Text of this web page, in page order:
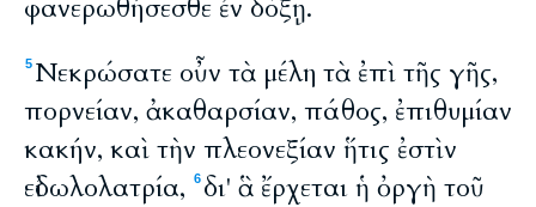
φανερωθήσεσθε ἐν δόξῃ.
5 Νεκρώσατε οὖν τὰ μέλη τὰ ἐπὶ τῆς γῆς,
πορνείαν, ἀκαθαρσίαν, πάθος, ἐπιθυμίαν
κακήν, καὶ τὴν πλεονεξίαν ἥτις ἐστὶν
εἰδωλολατρία,
6 δι' ἃ ἔρχεται ἡ ὀργὴ τοῦ